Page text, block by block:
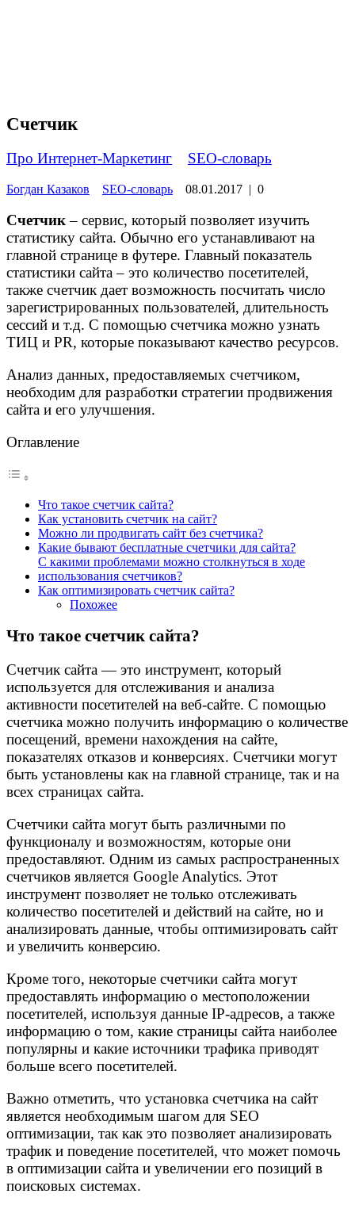
Счетчик
Про Интернет-Маркетинг SEO-словарь
Богдан Казаков SEO-словарь 08.01.2017 | 0
Счетчик– сервис, который позволяет изучить
статистику сайта. Обычно его устанавливают на
главной странице в футере. Главный показатель
статистики сайта – это количество посетителей,
также счетчик дает возможность посчитать число
зарегистрированных пользователей, длительность
сессий и т.д. С помощью счетчика можно узнать
ТИЦ и PR, которые показывают качество ресурсов.
Анализ данных, предоставляемых счетчиком,
необходим для разработки стратегии продвижения
сайта и его улучшения.
Оглавление
Что такое счетчик сайта?
Как установить счетчик на сайт?
Можно ли продвигать сайт без счетчика?
Какие бывают бесплатные счетчики для сайта?
С какими проблемами можно столкнуться в ходе
использования счетчиков?
Как оптимизировать счетчик сайта?
Похожее
Что такое счетчик сайта?
Cчетчик сайта — это инструмент, который
используется для отслеживания и анализа
активности посетителей на веб-сайте. С помощью
счетчика можно получить информацию о количестве
посещений, времени нахождения на сайте,
показателях отказов и конверсиях. Счетчики могут
быть установлены как на главной странице, так и на
всех страницах сайта.
Счетчики сайта могут быть различными по
функционалу и возможностям, которые они
предоставляют. Одним из самых распространенных
счетчиков является Google Analytics. Этот
инструмент позволяет не только отслеживать
количество посетителей и действий на сайте, но и
анализировать данные, чтобы оптимизировать сайт
и увеличить конверсию.
Кроме того, некоторые счетчики сайта могут
предоставлять информацию о местоположении
посетителей, используя данные IP-адресов, а также
информацию о том, какие страницы сайта наиболее
популярны и какие источники трафика приводят
больше всего посетителей.
Важно отметить, что установка счетчика на сайт
является необходимым шагом для SEO
оптимизации, так как это позволяет анализировать
трафик и поведение посетителей, что может помочь
в оптимизации сайта и увеличении его позиций в
поисковых системах.